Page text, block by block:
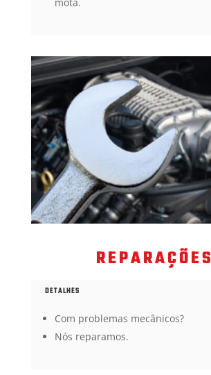
mota.
REPARAÇÕES
DETALHES
Com problemas mecânicos?
Nós reparamos.